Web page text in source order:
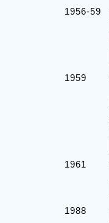
1956-59
1959
1961
1988